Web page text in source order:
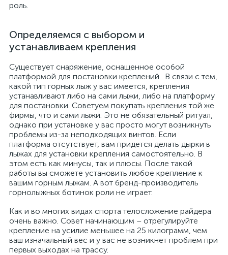
роль.
Определяемся с выбором и
устанавливаем крепления
Существует снаряжение, оснащенное особой
платформой для постановки креплений. В связи с тем,
какой тип горных лыж у вас имеется, крепления
устанавливают либо на сами лыжи, либо на платформу
для постановки. Советуем покупать крепления той же
фирмы, что и сами лыжи. Это не обязательный ритуал,
однако при установке у вас просто могут возникнуть
проблемы из-за неподходящих винтов. Если
платформа отсутствует, вам придется делать дырки в
лыжах для установки крепления самостоятельно. В
этом есть как минусы, так и плюсы. После такой
работы вы сможете установить любое крепление к
вашим горным лыжам. А вот бренд-производитель
горнолыжных ботинок роли не играет.
Как и во многих видах спорта телосложение райдера
очень важно. Совет начинающим – отрегулируйте
крепление на усилие меньшее на 25 килограмм, чем
ваш изначальный вес и у вас не возникнет проблем при
первых выходах на трассу.